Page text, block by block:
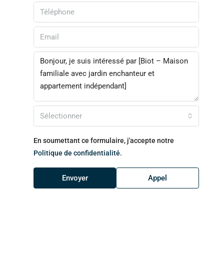
Sélectionner
En soumettant ce formulaire, j'accepte notre
Politique de confidentialité.
Envoyer Appel